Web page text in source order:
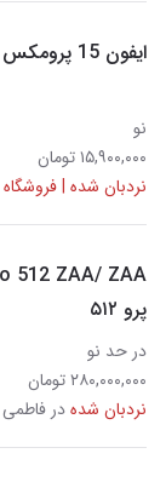
ایفون 15 پرومکس طرح اصلی KS
نو
۱۵,۹۰۰,۰۰۰ تومان
نردبان شده | فروشگاه
پرو ۵۱۲
در حد نو
۲۸۰,۰۰۰,۰۰۰ تومان
نردبان شدهدر فاطمی